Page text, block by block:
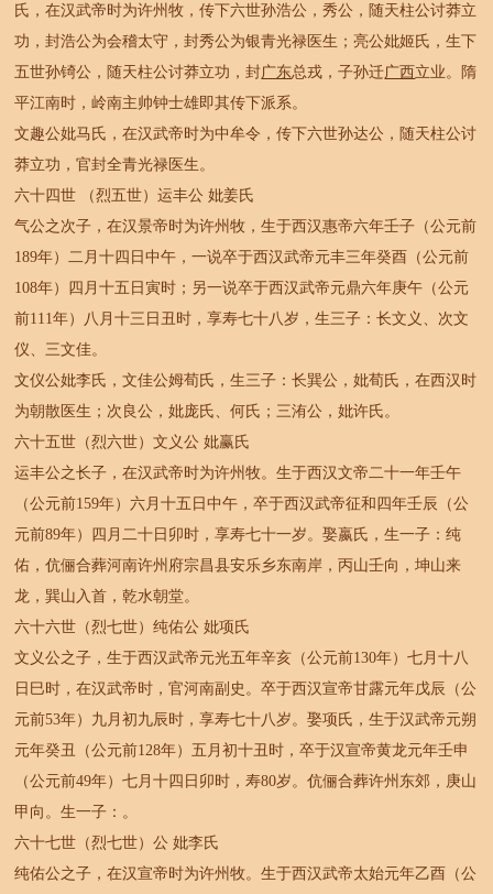
氏，在汉武帝时为许州牧，传下六世孙浩公，秀公，随天柱公讨莽立
功，封浩公为会稽太守，封秀公为银青光禄医生；亮公妣姬氏，生下
五世孙锜公，随天柱公讨莽立功，封广东总戎，子孙迁广西立业。隋
平江南时，岭南主帅钟士雄即其传下派系。
文趣公妣马氏，在汉武帝时为中牟令，传下六世孙达公，随天柱公讨
莽立功，官封全青光禄医生。
六十四世 （烈五世）运丰公 妣姜氏
气公之次子，在汉景帝时为许州牧，生于西汉惠帝六年壬子（公元前
189年）二月十四日中午，一说卒于西汉武帝元丰三年癸酉（公元前
108年）四月十五日寅时；另一说卒于西汉武帝元鼎六年庚午（公元
前111年）八月十三日丑时，享寿七十八岁，生三子：长文义、次文
仪、三文佳。
文仪公妣李氏，文佳公姆荀氏，生三子：长巽公，妣荀氏，在西汉时
为朝散医生；次良公，妣庞氏、何氏；三洧公，妣许氏。
六十五世（烈六世）文义公 妣赢氏
运丰公之长子，在汉武帝时为许州牧。生于西汉文帝二十一年壬午
（公元前159年）六月十五日中午，卒于西汉武帝征和四年壬辰（公
元前89年）四月二十日卯时，享寿七十一岁。娶嬴氏，生一子：纯
佑，伉俪合葬河南许州府宗昌县安乐乡东南岸，丙山壬向，坤山来
龙，巽山入首，乾水朝堂。
六十六世（烈七世）纯佑公 妣项氏
文义公之子，生于西汉武帝元光五年辛亥（公元前130年）七月十八
日巳时，在汉武帝时，官河南副史。卒于西汉宣帝甘露元年戊辰（公
元前53年）九月初九辰时，享寿七十八岁。娶项氏，生于汉武帝元朔
元年癸丑（公元前128年）五月初十丑时，卒于汉宣帝黄龙元年壬申
（公元前49年）七月十四日卯时，寿80岁。伉俪合葬许州东郊，庚山
甲向。生一子：。
六十七世（烈七世）公 妣李氏
纯佑公之子，在汉宣帝时为许州牧。生于西汉武帝太始元年乙酉（公